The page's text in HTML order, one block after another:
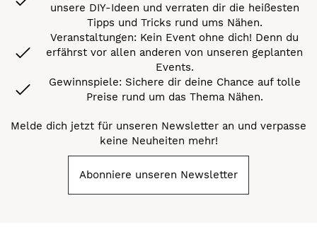
unsere DIY-Ideen und verraten dir die heißesten
Tipps und Tricks rund ums Nähen.
Veranstaltungen: Kein Event ohne dich! Denn du
erfährst vor allen anderen von unseren geplanten
Events.
Gewinnspiele: Sichere dir deine Chance auf tolle
Preise rund um das Thema Nähen.
Melde dich jetzt für unseren Newsletter an und verpasse
keine Neuheiten mehr!
Abonniere unseren Newsletter